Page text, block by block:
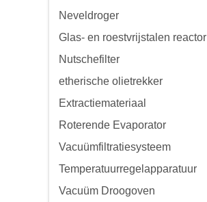
Neveldroger
Glas- en roestvrijstalen reactor
Nutschefilter
etherische olietrekker
Extractiemateriaal
Roterende Evaporator
Vacuümfiltratiesysteem
Temperatuurregelapparatuur
Vacuüm Droogoven